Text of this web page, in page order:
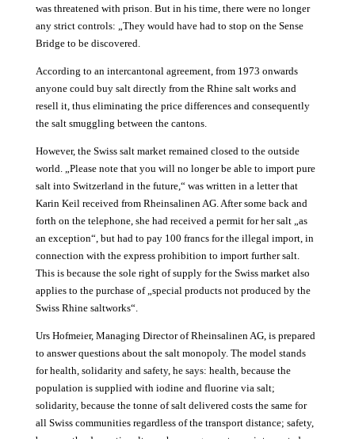
was threatened with prison. But in his time, there were no longer
any strict controls: „They would have had to stop on the Sense
Bridge to be discovered.
According to an intercantonal agreement, from 1973 onwards
anyone could buy salt directly from the Rhine salt works and
resell it, thus eliminating the price differences and consequently
the salt smuggling between the cantons.
However, the Swiss salt market remained closed to the outside
world. „Please note that you will no longer be able to import pure
salt into Switzerland in the future,“ was written in a letter that
Karin Keil received from Rheinsalinen AG. After some back and
forth on the telephone, she had received a permit for her salt „as
an exception“, but had to pay 100 francs for the illegal import, in
connection with the express prohibition to import further salt.
This is because the sole right of supply for the Swiss market also
applies to the purchase of „special products not produced by the
Swiss Rhine saltworks“.
Urs Hofmeier, Managing Director of Rheinsalinen AG, is prepared
to answer questions about the salt monopoly. The model stands
for health, solidarity and safety, he says: health, because the
population is supplied with iodine and fluorine via salt;
solidarity, because the tonne of salt delivered costs the same for
all Swiss communities regardless of the transport distance; safety,